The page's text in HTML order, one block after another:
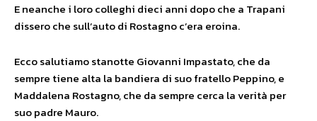
E neanche i loro colleghi dieci anni dopo che a Trapani
dissero che sull’auto di Rostagno c’era eroina.
Ecco salutiamo stanotte Giovanni Impastato, che da
sempre tiene alta la bandiera di suo fratello Peppino, e
Maddalena Rostagno, che da sempre cerca la verità per
suo padre Mauro.